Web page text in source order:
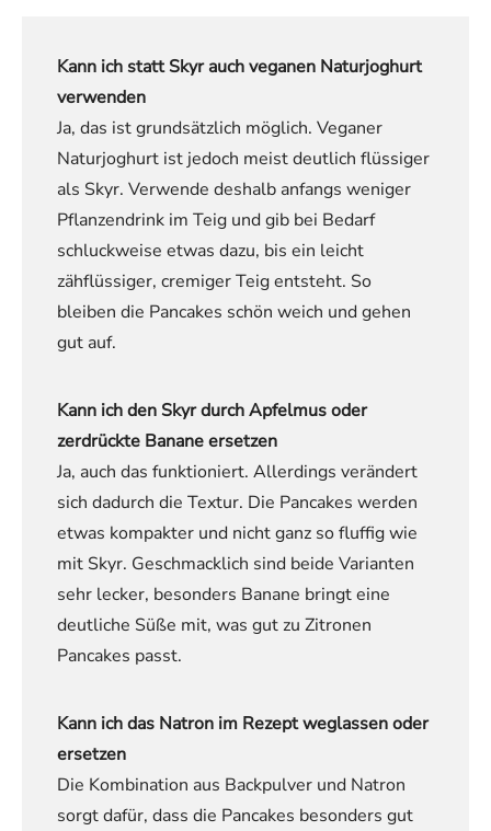
Kann ich statt Skyr auch veganen Naturjoghurt
verwenden
Ja, das ist grundsätzlich möglich. Veganer
Naturjoghurt ist jedoch meist deutlich flüssiger
als Skyr. Verwende deshalb anfangs weniger
Pflanzendrink im Teig und gib bei Bedarf
schluckweise etwas dazu, bis ein leicht
zähflüssiger, cremiger Teig entsteht. So
bleiben die Pancakes schön weich und gehen
gut auf.
Kann ich den Skyr durch Apfelmus oder
zerdrückte Banane ersetzen
Ja, auch das funktioniert. Allerdings verändert
sich dadurch die Textur. Die Pancakes werden
etwas kompakter und nicht ganz so fluffig wie
mit Skyr. Geschmacklich sind beide Varianten
sehr lecker, besonders Banane bringt eine
deutliche Süße mit, was gut zu Zitronen
Pancakes passt.
Kann ich das Natron im Rezept weglassen oder
ersetzen
Die Kombination aus Backpulver und Natron
sorgt dafür, dass die Pancakes besonders gut